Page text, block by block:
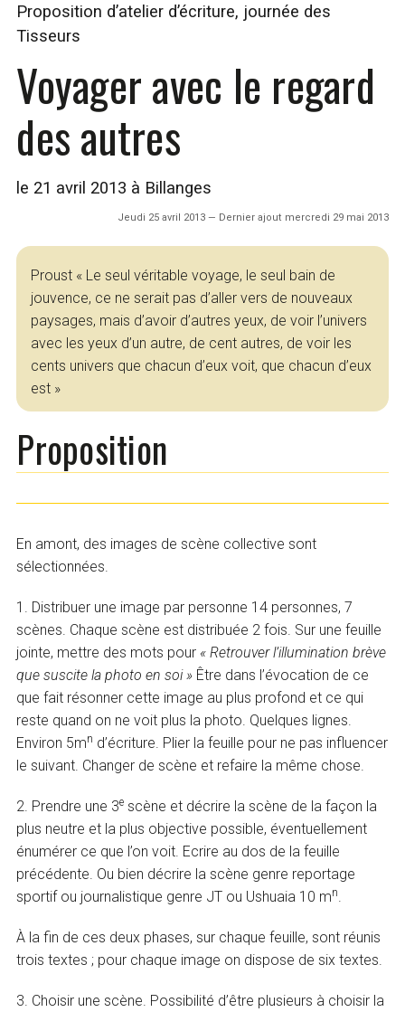
Proposition d’atelier d’écriture, journée des
Tisseurs
Voyager avec le regard
des autres
le 21 avril 2013 à Billanges
Jeudi 25 avril 2013 — Dernier ajout mercredi 29 mai 2013
Proust « Le seul véritable voyage, le seul bain de
jouvence, ce ne serait pas d’aller vers de nouveaux
paysages, mais d’avoir d’autres yeux, de voir l’univers
avec les yeux d’un autre, de cent autres, de voir les
cents univers que chacun d’eux voit, que chacun d’eux
est »
Proposition
En amont, des images de scène collective sont
sélectionnées.
1. Distribuer une image par personne 14 personnes, 7
scènes. Chaque scène est distribuée 2 fois. Sur une feuille
jointe, mettre des mots pour « Retrouver l’illumination brève
que suscite la photo en soi » Être dans l’évocation de ce
que fait résonner cette image au plus profond et ce qui
reste quand on ne voit plus la photo. Quelques lignes.
Environ 5mn d’écriture. Plier la feuille pour ne pas influencer
le suivant. Changer de scène et refaire la même chose.
2. Prendre une 3e scène et décrire la scène de la façon la
plus neutre et la plus objective possible, éventuellement
énumérer ce que l’on voit. Ecrire au dos de la feuille
précédente. Ou bien décrire la scène genre reportage
sportif ou journalistique genre JT ou Ushuaia 10 mn.
À la fin de ces deux phases, sur chaque feuille, sont réunis
trois textes ; pour chaque image on dispose de six textes.
3. Choisir une scène. Possibilité d’être plusieurs à choisir la